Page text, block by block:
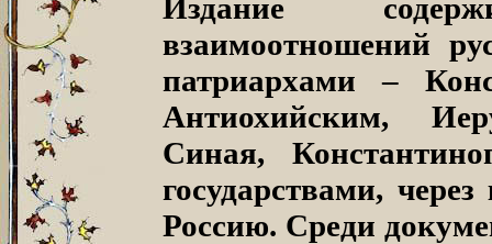
Издание
взаимоотношений
патриархами –
Антиохийским,
Синая,
государствами,
Россию. Среди